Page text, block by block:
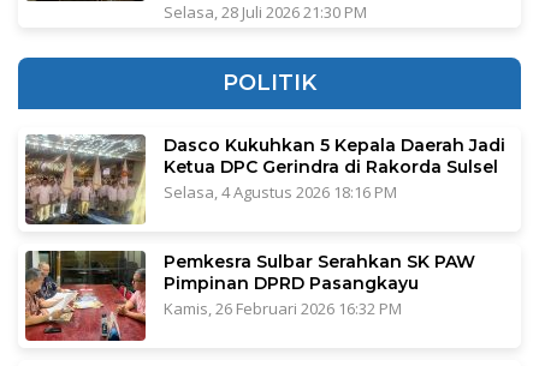
Selasa, 28 Juli 2026 21:30 PM
POLITIK
Dasco Kukuhkan 5 Kepala Daerah Jadi
Ketua DPC Gerindra di Rakorda Sulsel
Selasa, 4 Agustus 2026 18:16 PM
Pemkesra Sulbar Serahkan SK PAW
Pimpinan DPRD Pasangkayu
Kamis, 26 Februari 2026 16:32 PM